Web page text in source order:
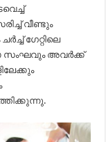
വീണ്ടും
ഗേറ്റിലെ
സംഘവും അവർക്ക്